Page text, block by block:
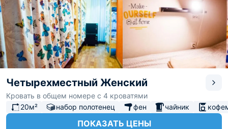
Четырехместный Женский
Кровать в общем номере с 4 кроватями
20м²
набор полотенец фен чайник
ПОКАЗАТЬ ЦЕНЫ